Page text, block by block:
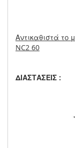
Αντικαθιστά τo
NC2 60
ΔΙΑΣΤΑΣΕΙΣ :